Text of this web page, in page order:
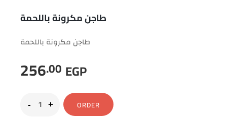
طاجن مكرونة باللحمة
طاجن مكرونة باللحمة
256.00 EGP
ORDER